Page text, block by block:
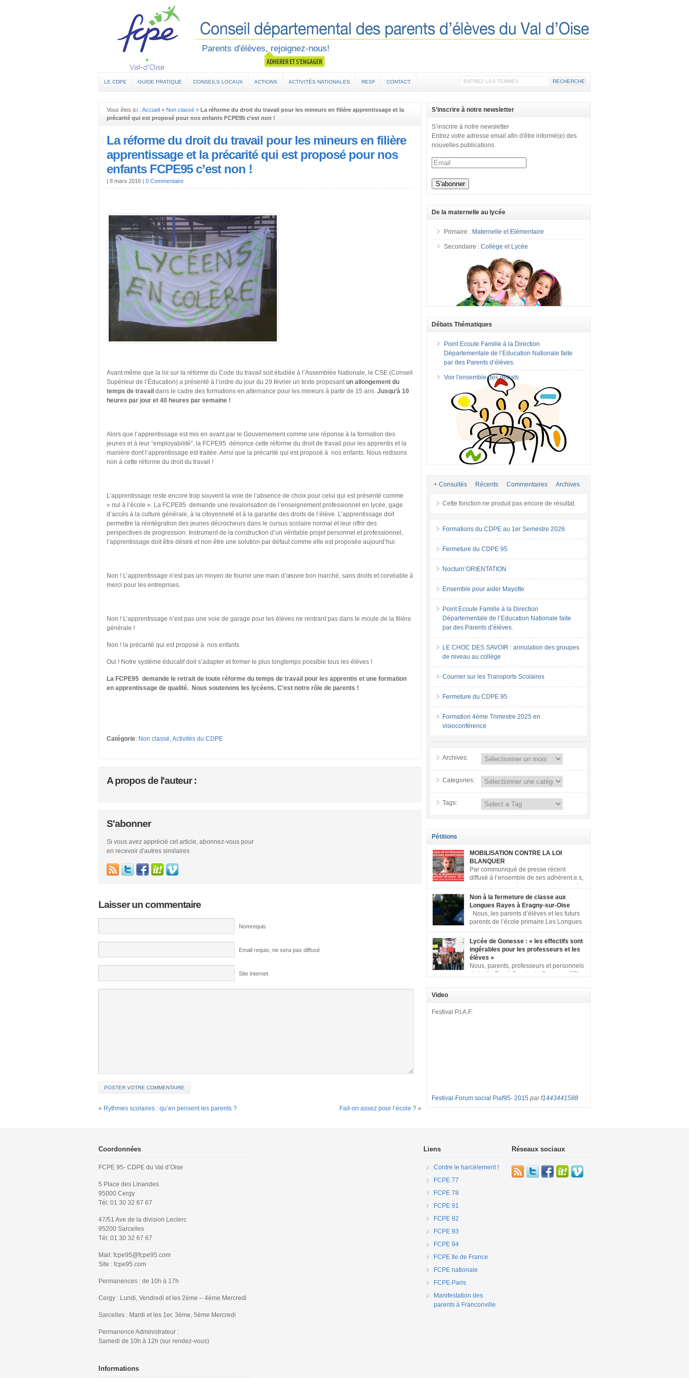
Parents d'élèves, rejoignez-nous!
LE CDPE GUIDE PRATIQUE CONSEILS LOCAUX ACTIONS ACTIVITÉS NATIONALES RESF CONTACT
Vous êtes ici : Accueil » Non classé » La réforme du droit du travail pour les mineurs en filière apprentissage et la
précarité qui est proposé pour nos enfants FCPE95 c’est non !
La réforme du droit du travail pour les mineurs en filière
apprentissage et la précarité qui est proposé pour nos
enfants FCPE95 c’est non !
| 8 mars 2016 | 0 Commentaire
Avant même que la loi sur la réforme du Code du travail soit étudiée à l’Assemblée Nationale, le CSE (Conseil
Supérieur de l’Éducation) a présenté à l’ordre du jour du 29 février un texte proposantun allongement du
temps de travail dans le cadre des formations en alternance pour les mineurs à partir de 15 ans. Jusqu’à 10
heures par jour et 40 heures par semaine !
Alors que l’apprentissage est mis en avant par le Gouvernement comme une réponse à la formation des
jeunes et à leur “employabilité”, la FCPE95 dénonce cette réforme du droit de travail pour les apprentis et la
manière dont l’apprentissage est traitée. Ainsi que la précarité qui est proposé à nos enfants. Nous redisons
non à cette réforme du droit du travail !
L’apprentissage reste encore trop souvent la voie de l’absence de choix pour celui qui est présenté comme
« nul à l’école ». La FCPE95 demande une revalorisation de l’enseignement professionnel en lycée, gage
d’accès à la culture générale, à la citoyenneté et à la garantie des droits de l’élève. L’apprentissage doit
permettre la réintégration des jeunes décrocheurs dans le cursus scolaire normal et leur offrir des
perspectives de progression. Instrument de la construction d’un véritable projet personnel et professionnel,
l’apprentissage doit être désiré et non être une solution par défaut comme elle est proposée aujourd’hui.
Non ! L’apprentissage n’est pas un moyen de fournir une main d’œuvre bon marché, sans droits et corvéable à
merci pour les entreprises.
Non ! L’apprentissage n’est pas une voie de garage pour les élèves ne rentrant pas dans le moule de la filière
générale !
Non ! la précarité qui est proposé à nos enfants
Oui ! Notre système éducatif doit s’adapter et former le plus longtemps possible tous les élèves !
La FCPE95 demande le retrait de toute réforme du temps de travail pour les apprentis et une formation
en apprentissage de qualité. Nous soutenons les lycéens. C’est notre rôle de parents !
Catégorie: Non classé,Activités du CDPE
A propos de l'auteur :
S'abonner
Si vous avez apprécié cet article, abonnez-vous pour
en recevoir d'autres similaires
Laisser un commentaire
Nomrequis
Email requis; ne sera pas diffusé
Site internet
« Rythmes scolaires : qu’en pensent les parents ? Fait-on assez pour l’école ? »
S’inscrire à notre newsletter
S’inscrire à notre newsletter
Entrez votre adresse email afin d'être informé(e) des
nouvelles publications.
De la maternelle au lycée
Primaire : Maternelle et Elémentaire
Secondaire :Collège et Lycée
Débats Thématiques
Point Ecoute Famille à la Direction
Départementale de l’Education Nationale faite
par des Parents d’élèves.
Voir l'ensemble des débats
+ Consultés Récents Commentaires Archives
Cette fonction ne produit pas encore de résultat.
Formations du CDPE au 1er Semestre 2026
Fermeture du CDPE 95
Nocturn’ORIENTATION
Ensemble pour aider Mayotte
Point Ecoute Famille à la Direction
Départementale de l’Education Nationale faite
par des Parents d’élèves.
LE CHOC DES SAVOIR : annulation des groupes
de niveau au collège
Courrier sur les Transports Scolaires
Fermeture du CDPE 95
Formation 4ème Trimestre 2025 en
visioconférence
Archives:
Categories:
Tags:
Pétitions
MOBILISATION CONTRE LA LOI
BLANQUER
Par communiqué de presse récent
diffusé à l’ensemble de ses adhérent.e.s,
se mobiliser contre la loi Blanquer dite « Ecole de la
confiance ». Pour vous aider à organiser les actions
localement, la FCPE met à votre disposition ce kit de
mobilisation comprenant : 1 affiche appelant […]
Non à la fermeture de classe aux
Longues Rayes à Eragny-sur-Oise
Nous, les parents d’élèves et les futurs
parents de l’école primaire Les Longues
cette pétition pour dire « NON à la fermeture de classe
aux Longues Rayes ». Non à la dégradation continue
des conditions d’accueil et d’apprentissage de nos
enfants à l’école primaire. Chaque enfant a droit à […]
Lycée de Gonesse : « les effectifs sont
ingérables pour les professeurs et les
élèves »
Nous, parents, professeurs et personnels
du lycée René Cassin de Gonesse (95),
dénoncer les classes surchargées, en cette rentrée
et 35 élèves ! – de nombreuses classes de première et
Video
Festival P.I.A.F.
Festival-Forum social Piaf95- 2015 parf1443441588
Coordonnées
FCPE 95- CDPE du Val d’Oise
5 Place des Linandes
95000 Cergy
Tél: 01 30 32 67 67
47/51 Ave de la division Leclerc
95200 Sarcelles
Tél: 01 30 32 67 67
Mail: fcpe95@fcpe95.com
Site : fcpe95.com
Permanences : de 10h à 17h
Cergy : Lundi, Vendredi et les 2ème – 4ème Mercredi
Sarcelles : Mardi et les 1er, 3ème, 5ème Mercredi
Permanence Administrateur :
Samedi de 10h à 12h (sur rendez-vous)
Informations
Liens
Contre le harcèlement !
FCPE 77
FCPE 78
FCPE 91
FCPE 92
FCPE 93
FCPE 94
FCPE Ile de France
FCPE nationale
FCPE Paris
Manifestation des
parents à Franconville
Réseaux sociaux